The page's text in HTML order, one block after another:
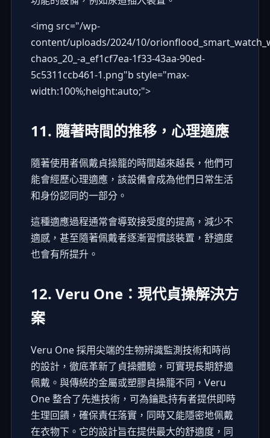
<img src="/wp-
content/uploads/2024/10/
chaos_20_-a_ef1cf7ea-1f33-43aa-90ed-
5c5311ccb461-1.png"b style="max-
width:100%;height:auto;">
11. 隨著時間的推移，心理適應
隨著使用者佩戴貞操籠的時間越來越長，他們可
能會經歷心理適應，該設備會成為他們日常生活
和身份認同的一部分。
這種適應過程通常會導致接受度的提高，減少不
適感，甚至隨著佩戴者逐漸習慣該裝置，舒適度
也會有所提升。
12. Veru One：現代貞操解決方
案
Veru One 採用尖端的生物辨識監測技術和時尚
的設計，徹底革新了貞操體驗，可實現長期舒適
佩戴。與傳統的金屬或塑膠貞操籠不同，Veru
One 整合了先進技術，可為鑰匙持有者提供即時
生理回饋，確保責任落實，同時又能隱密地佩戴
在衣物下。它的設計旨在提供最大的舒適度，同